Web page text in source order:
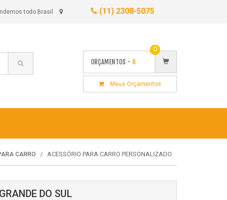
todo Brasil (11) 2308-5075
ORÇAMENTOS - 0
0
Meus Orçamentos
CARRO ACESSÓRIO PARA CARRO PERSONALIZADO
DO SUL